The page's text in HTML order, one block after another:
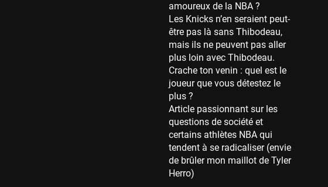
Memphis Grizzlies
39 sessions
Cleveland Cavaliers
38 sessions
Orlando Magic
36 sessions
Euroleague
34 sessions
Charlotte Hornets
32 sessions
Houston Rockets
amoureux de la NBA ?
Les Knicks n’en seraient peut-
être pas là sans Thibodeau,
mais ils ne peuvent pas aller
plus loin avec Thibodeau.
Crache ton venin : quel est le
joueur que vous détestez le
plus ?
Article passionnant sur les
questions de société et
certains athlètes NBA qui
tendent à se radicaliser (envie
de brûler mon maillot de Tyler
Herro)